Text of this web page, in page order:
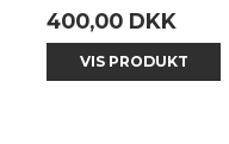
400,00 DKK
VIS PRODUKT